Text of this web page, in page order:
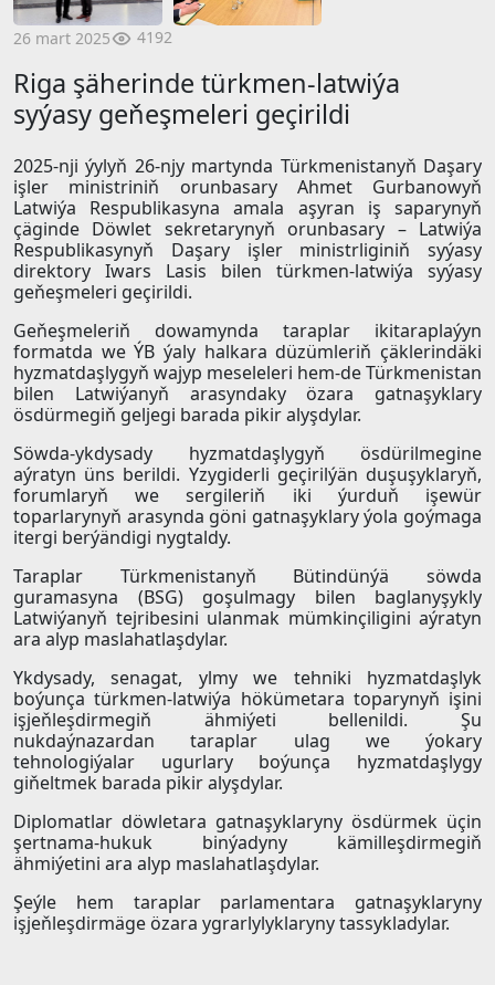
26 mart 2025 4192
Riga şäherinde türkmen-latwiýa
syýasy geňeşmeleri geçirildi
2025-nji ýylyň 26-njy martynda Türkmenistanyň Daşary
işler ministriniň orunbasary Ahmet Gurbanowyň
Latwiýa Respublikasyna amala aşyran iş saparynyň
çäginde Döwlet sekretarynyň orunbasary – Latwiýa
Respublikasynyň Daşary işler ministrliginiň syýasy
direktory Iwars Lasis bilen türkmen-latwiýa syýasy
geňeşmeleri geçirildi.
Geňeşmeleriň dowamynda taraplar ikitaraplaýyn
formatda we ÝB ýaly halkara düzümleriň çäklerindäki
hyzmatdaşlygyň wajyp meseleleri hem-de Türkmenistan
bilen Latwiýanyň arasyndaky özara gatnaşyklary
ösdürmegiň geljegi barada pikir alyşdylar.
Söwda-ykdysady hyzmatdaşlygyň ösdürilmegine
aýratyn üns berildi. Yzygiderli geçirilýän duşuşyklaryň,
forumlaryň we sergileriň iki ýurduň işewür
toparlarynyň arasynda göni gatnaşyklary ýola goýmaga
itergi berýändigi nygtaldy.
Taraplar Türkmenistanyň Bütindünýä söwda
guramasyna (BSG) goşulmagy bilen baglanyşykly
Latwiýanyň tejribesini ulanmak mümkinçiligini aýratyn
ara alyp maslahatlaşdylar.
Ykdysady, senagat, ylmy we tehniki hyzmatdaşlyk
boýunça türkmen-latwiýa hökümetara toparynyň işini
işjeňleşdirmegiň ähmiýeti bellenildi. Şu
nukdaýnazardan taraplar ulag we ýokary
tehnologiýalar ugurlary boýunça hyzmatdaşlygy
giňeltmek barada pikir alyşdylar.
Diplomatlar döwletara gatnaşyklaryny ösdürmek üçin
şertnama-hukuk binýadyny kämilleşdirmegiň
ähmiýetini ara alyp maslahatlaşdylar.
Şeýle hem taraplar parlamentara gatnaşyklaryny
işjeňleşdirmäge özara ygrarlylyklaryny tassykladylar.